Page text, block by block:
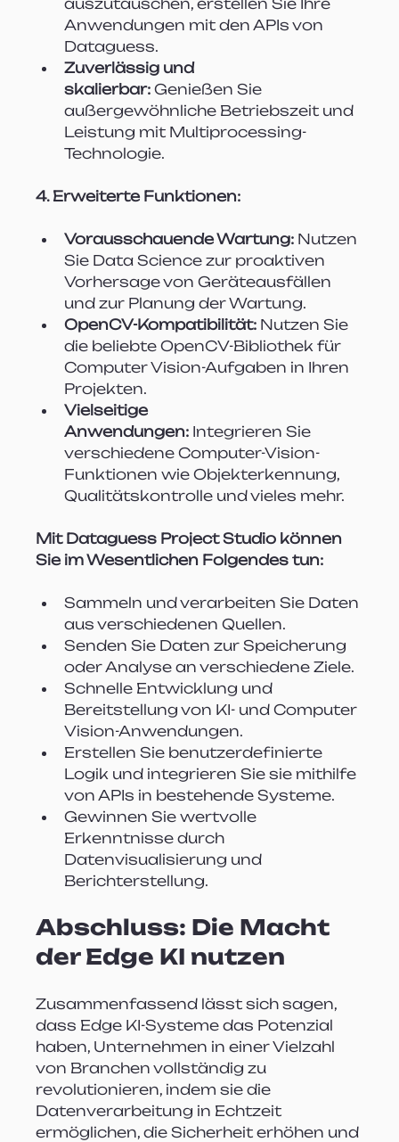
Anwendungen mit den APIs von
Dataguess.
Zuverlässig und
skalierbar: Genießen Sie
außergewöhnliche Betriebszeit und
Leistung mit Multiprocessing-
Technologie.
4. Erweiterte Funktionen:
Vorausschauende Wartung: Nutzen
Sie Data Science zur proaktiven
Vorhersage von Geräteausfällen
und zur Planung der Wartung.
OpenCV-Kompatibilität: Nutzen Sie
die beliebte OpenCV-Bibliothek für
Computer Vision-Aufgaben in Ihren
Projekten.
Vielseitige
Anwendungen: Integrieren Sie
verschiedene Computer-Vision-
Funktionen wie Objekterkennung,
Qualitätskontrolle und vieles mehr.
Mit Dataguess Project Studio können
Sie im Wesentlichen Folgendes tun:
Sammeln und verarbeiten Sie Daten
aus verschiedenen Quellen.
Senden Sie Daten zur Speicherung
oder Analyse an verschiedene Ziele.
Schnelle Entwicklung und
Bereitstellung von KI- und Computer
Vision-Anwendungen.
Erstellen Sie benutzerdefinierte
Logik und integrieren Sie sie mithilfe
von APIs in bestehende Systeme.
Gewinnen Sie wertvolle
Erkenntnisse durch
Datenvisualisierung und
Berichterstellung.
Abschluss: Die Macht
der Edge KI nutzen
Zusammenfassend lässt sich sagen,
dass Edge KI-Systeme das Potenzial
haben, Unternehmen in einer Vielzahl
von Branchen vollständig zu
revolutionieren, indem sie die
Datenverarbeitung in Echtzeit
ermöglichen, die Sicherheit erhöhen und